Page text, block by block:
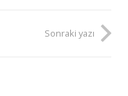
Sonraki yazı